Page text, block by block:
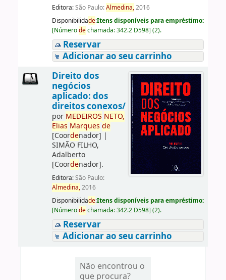
Editora:São Paulo:Almedina,2016
Disponibilidade:Itens disponíveis para empréstimo:
[Númerodechamada:342.2 D598] (2).
Reservar
Adicionar ao seu carrinho
Direito dos
negócios
aplicado: dos
direitos conexos/
por MEDEIROS NETO,
Elias Marques de
[Coordenador] |
SIMÃO FILHO,
Adalberto
[Coordenador].
Editora:São Paulo:
Almedina,2016
Disponibilidade:Itens disponíveis para empréstimo:
[Númerodechamada:342.2 D598] (2).
Reservar
Adicionar ao seu carrinho
Não encontrou o
que procura?